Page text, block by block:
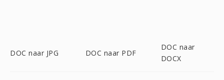
DOC naar JPG DOC naar PDF
DOC naar
DOCX